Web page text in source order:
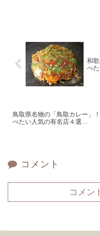
和
べ
鳥取県名物の「鳥取カレー」
べたい人気の有名店４選…
コメント
コメン